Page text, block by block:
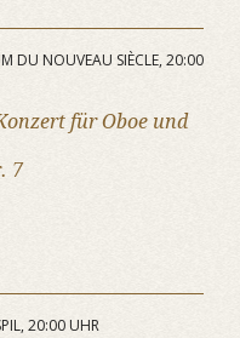
DU NOUVEAU SIÈCLE, 20:00
für Oboe und
7
20:00 UHR